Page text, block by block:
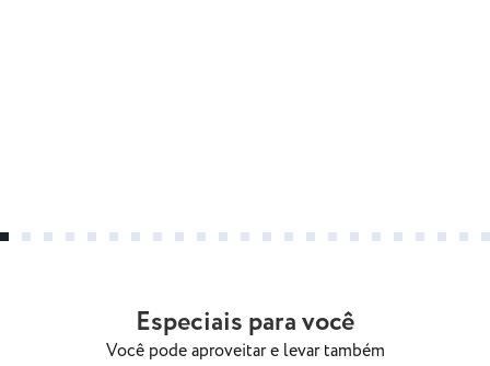
Especiais para você
Você pode aproveitar e levar também